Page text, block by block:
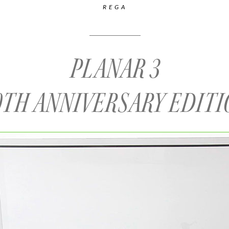
REGA
PLANAR 3
ANNIVERSARY